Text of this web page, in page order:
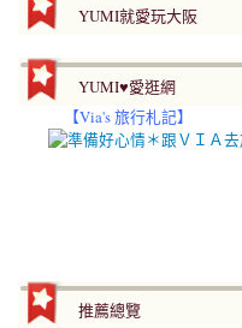
YUMI就愛玩大阪
YUMI♥愛逛網
【Via's 旅行札記】
推薦總覽